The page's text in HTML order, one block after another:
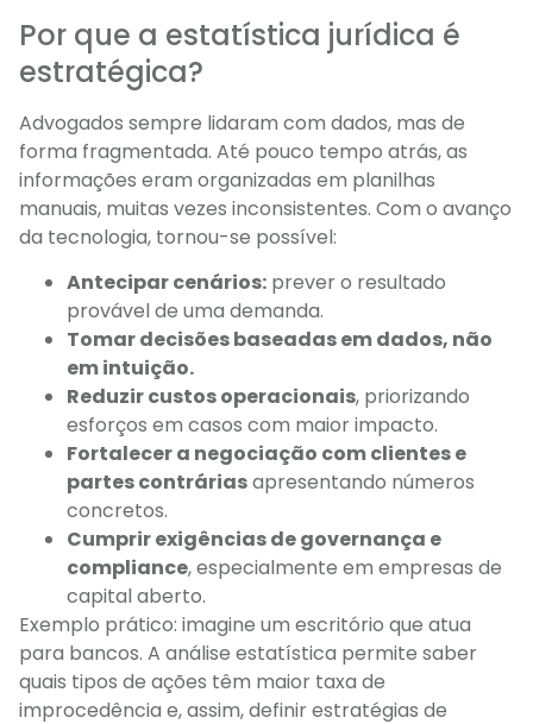
Por que a estatística jurídica é
estratégica?
Advogados sempre lidaram com dados, mas de
forma fragmentada. Até pouco tempo atrás, as
informações eram organizadas em planilhas
manuais, muitas vezes inconsistentes. Com o avanço
da tecnologia, tornou-se possível:
Antecipar cenários: prever o resultado
provável de uma demanda.
Tomar decisões baseadas em dados, não
em intuição.
Reduzir custos operacionais, priorizando
esforços em casos com maior impacto.
Fortalecer a negociação com clientes e
partes contráriasapresentando números
concretos.
Cumprir exigências de governança e
compliance, especialmente em empresas de
capital aberto.
Exemplo prático: imagine um escritório que atua
para bancos. A análise estatística permite saber
quais tipos de ações têm maior taxa de
improcedência e, assim, definir estratégias de